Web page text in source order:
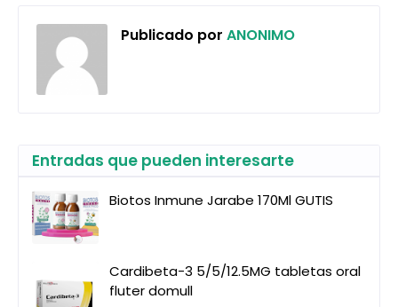
Publicado por ANONIMO
Entradas que pueden interesarte
Biotos Inmune Jarabe 170Ml GUTIS
Cardibeta-3 5/5/12.5MG tabletas oral
fluter domull